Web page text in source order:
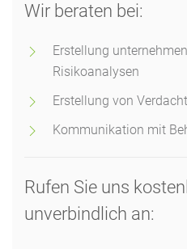
Wir beraten bei:
Erstellung
Risikoanalysen
Erstellung von
Kommunikation mit
Rufen Sie uns
unverbindlich an: